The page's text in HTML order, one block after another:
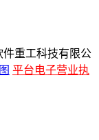
件重工科技有限公
平台电子营业执